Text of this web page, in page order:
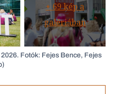
+ 69kép a
galériában
Fotók: Fejes Bence, Fejes